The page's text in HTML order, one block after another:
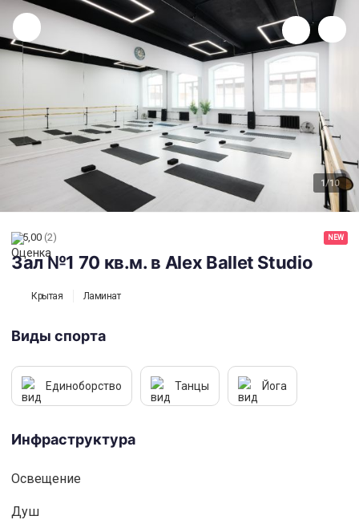
1 /10
Зал №1 70 кв.м. в Alex Ballet Studio
5,00 (2) NEW
Зал №1 70 кв.м. в Alex Ballet Studio
Крытая Ламинат
Виды спорта
Единоборство Танцы Йога
Инфраструктура
Освещениe
Душ